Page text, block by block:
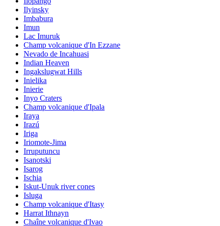
Ilyinsky
Imbabura
Imun
Lac Imuruk
Champ volcanique d'In Ezzane
Nevado de Incahuasi
Indian Heaven
Ingakslugwat Hills
Inielika
Inierie
Inyo Craters
Champ volcanique d'Ipala
Iraya
Irazú
Iriga
Iriomote-Jima
Irruputuncu
Isanotski
Isarog
Ischia
Iskut-Unuk river cones
Isluga
Champ volcanique d'Itasy
Harrat Ithnayn
Chaîne volcanique d'Ivao